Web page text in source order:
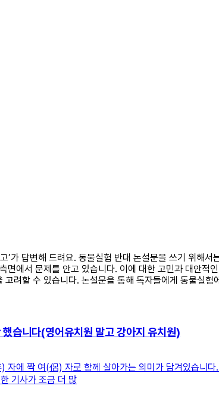
’가 답변해 드려요. 동물실험 반대 논설문을 쓰기 위해
면에서 문제를 안고 있습니다. 이에 대한 고민과 대안
고려할 수 있습니다. 논설문을 통해 독자들에게 동물실
습니다(영어유치원 말고 강아지 유치원)
자에 짝 여(侶) 자로 함께 살아가는 의미가 담겨있습니
기사가 조금 더 많